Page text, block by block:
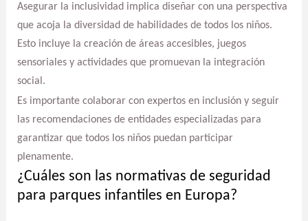
Asegurar la inclusividad implica diseñar con una perspectiva
que acoja la diversidad de habilidades de todos los niños.
Esto incluye la creación de áreas accesibles, juegos
sensoriales y actividades que promuevan la integración
social.
Es importante colaborar con expertos en inclusión y seguir
las recomendaciones de entidades especializadas para
garantizar que todos los niños puedan participar
plenamente.
¿Cuáles son las normativas de seguridad
para parques infantiles en Europa?